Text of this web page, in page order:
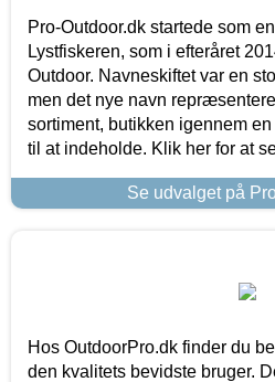
Pro-Outdoor.dk startede som
Lystfiskeren, som i efteråret
Outdoor. Navneskiftet var en
men det nye navn
sortiment, butikken igennem
til at indeholde. Klik her for at
Se udvalget på
Hos OutdoorPro.dk finder du
den kvalitets bevidste bruger.